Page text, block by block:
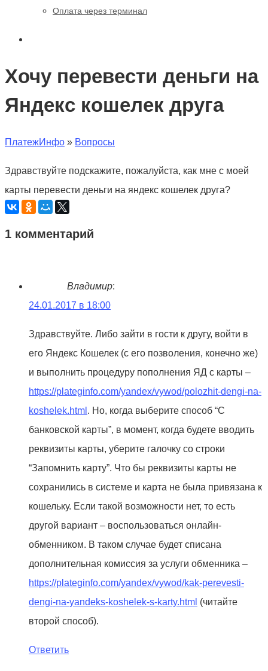
Оплата через терминал
Хочу перевести деньги на
Яндекс кошелек друга
ПлатежИнфо » Вопросы
Здравствуйте подскажите, пожалуйста, как мне с моей
карты перевести деньги на яндекс кошелек друга?
1 комментарий
Владимир:
24.01.2017 в 18:00
Здравствуйте. Либо зайти в гости к другу, войти в
его Яндекс Кошелек (с его позволения, конечно же)
и выполнить процедуру пополнения ЯД с карты –
https://plateginfo.com/yandex/vywod/polozhit-dengi-na-
koshelek.html . Но, когда выберите способ “С
банковской карты”, в момент, когда будете вводить
реквизиты карты, уберите галочку со строки
“Запомнить карту”. Что бы реквизиты карты не
сохранились в системе и карта не была привязана к
кошельку. Если такой возможности нет, то есть
другой вариант – воспользоваться онлайн-
обменником. В таком случае будет списана
дополнительная комиссия за услуги обменника –
https://plateginfo.com/yandex/vywod/kak-perevesti-
dengi-na-yandeks-koshelek-s-karty.html (читайте
второй способ).
Ответить